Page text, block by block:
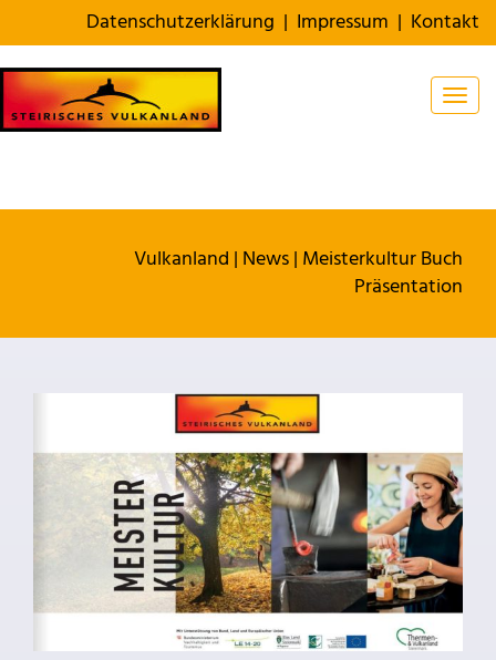
Datenschutzerklärung | Impressum | Kontakt
Vulkanland | News| Meisterkultur Buch
Präsentation